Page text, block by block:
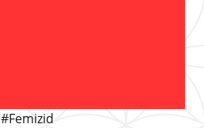
#Femizid